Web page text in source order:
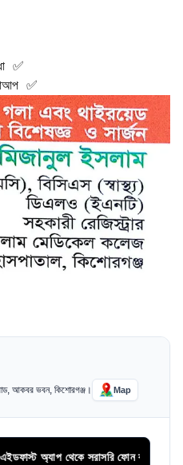
✅
✅
আকবর ভবন, কিশোরগঞ্জ। Map
অ্যাপ থেকে সরাসরি ফোন কলের মাধ্যমে